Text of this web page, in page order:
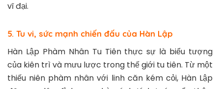
vĩ đại.
5. Tu vi, sức mạnh chiến đấu của Hàn Lập
Hàn Lập Phàm Nhân Tu Tiên thực sự là biểu tượng
của kiên trì và mưu lược trong thế giới tu tiên. Từ một
thiếu niên phàm nhân với linh căn kém cỏi, Hàn Lập